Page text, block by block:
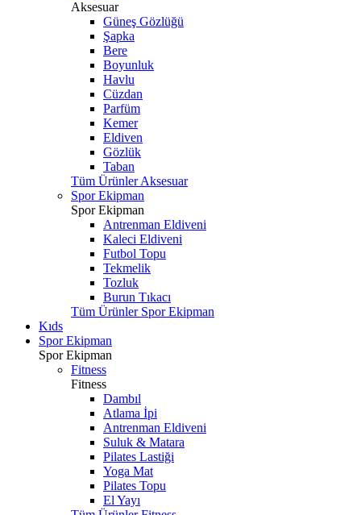
Aksesuar
Güneş Gözlüğü
Şapka
Bere
Boyunluk
Havlu
Cüzdan
Parfüm
Kemer
Eldiven
Gözlük
Taban
Tüm Ürünler Aksesuar
Spor Ekipman
Spor Ekipman
Antrenman Eldiveni
Kaleci Eldiveni
Futbol Topu
Tekmelik
Tozluk
Burun Tıkacı
Tüm Ürünler Spor Ekipman
Kıds
Spor Ekipman
Spor Ekipman
Fitness
Fitness
Dambıl
Atlama İpi
Antrenman Eldiveni
Suluk & Matara
Pilates Lastiği
Yoga Mat
Pilates Topu
El Yayı